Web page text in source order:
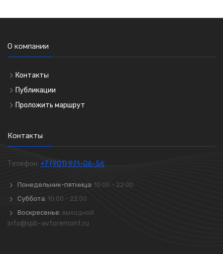
О компании
Контакты
Публикации
Проложить маршрут
Контакты
Телефон: +7 (901) 971-06-56
Понедельник-пятница: 10:00 - 22:00
Суббота: 10:00 - 22:00
Воскресенье: выходной
info@spb-avtoremont.ru